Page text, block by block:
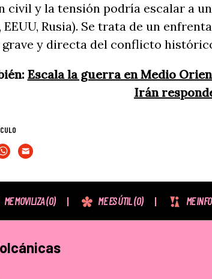
civil y la tensión podría escalar a
EEUU, Rusia). Se trata de un
grave y directa del conflicto
Escala la guerra en Medio
Irán
ME MOVILIZA(0) ME ES ÚTIL(0) ME